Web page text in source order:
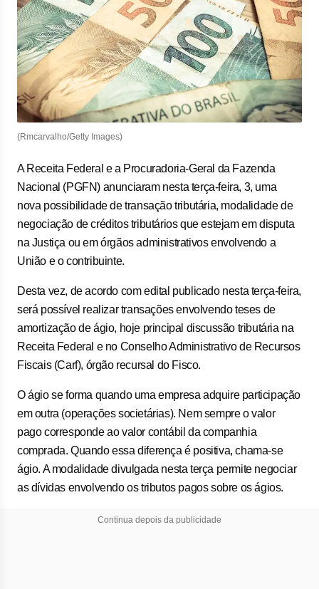
(Rmcarvalho/Getty Images)
A Receita Federal e a Procuradoria-Geral da Fazenda
Nacional (PGFN) anunciaram nesta terça-feira, 3, uma
nova possibilidade de transação tributária, modalidade de
negociação de créditos tributários que estejam em disputa
na Justiça ou em órgãos administrativos envolvendo a
União e o contribuinte.
Desta vez, de acordo com edital publicado nesta terça-feira,
será possível realizar transações envolvendo teses de
amortização de ágio, hoje principal discussão tributária na
Receita Federal e no Conselho Administrativo de Recursos
Fiscais (Carf), órgão recursal do Fisco.
O ágio se forma quando uma empresa adquire participação
em outra (operações societárias). Nem sempre o valor
pago corresponde ao valor contábil da companhia
comprada. Quando essa diferença é positiva, chama-se
ágio. A modalidade divulgada nesta terça permite negociar
as dívidas envolvendo os tributos pagos sobre os ágios.
Continua depois da publicidade